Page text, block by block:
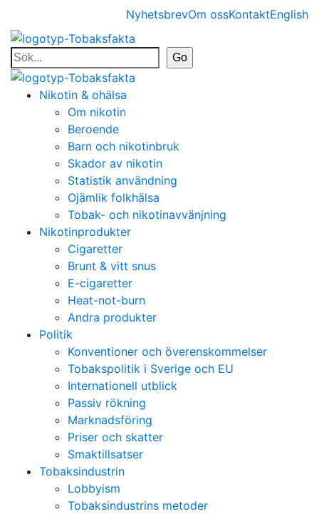
NyhetsbrevOm ossKontaktEnglish
Nikotin & ohälsa
Om nikotin
Beroende
Barn och nikotinbruk
Skador av nikotin
Statistik användning
Ojämlik folkhälsa
Tobak- och nikotinavvänjning
Nikotinprodukter
Cigaretter
Brunt & vitt snus
E-cigaretter
Heat-not-burn
Andra produkter
Politik
Konventioner och överenskommelser
Tobakspolitik i Sverige och EU
Internationell utblick
Passiv rökning
Marknadsföring
Priser och skatter
Smaktillsatser
Tobaksindustrin
Lobbyism
Tobaksindustrins metoder